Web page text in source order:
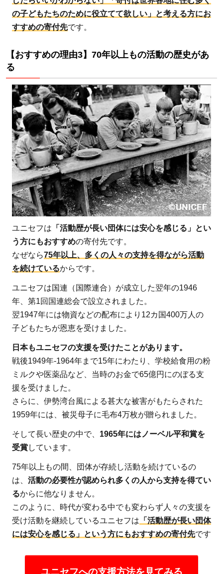
い道
の実
績
まと
ユニ
セフ
は、
世界
中の
子ど
もた
ちを
笑顔
にす
る活
動を
応援
した
い人
すす
め！
5
日
本
ユ
ニ
セ
フ
の
団
デ
ー
タ
の子どもたちのために役立てて欲しい」と考える方にお
すすめの寄付先です。
【おすすめの理由3】70年以上もの活動の歴史があ
る
ユニセフは 「活動歴が長い団体には安心を感じる」とい
う方にもおすすめの寄付先です。
なぜなら75年以上、多くの人々の支持を得ながら活動
を続けているからです。
ユニセフは国連（国際連合）が成立した翌年の1946
年、第1回国連総会で設立されました。
翌1947年には物資などの配布により12カ国400万人の
子どもたちが恩恵を受けました。
日本もユニセフの支援を受けたことがあります。
戦後1949年-1964年まで15年にわたり、学校給食用の粉
ミルクや医薬品など、当時のお金で65億円にのぼる支
援を受けました。
さらに、伊勢湾台風による甚大な被害がもたらされた
1959年には、被災母子に毛布4万枚が贈られました。
そして長い歴史の中で、 1965年にはノーベル平和賞を
受賞しています。
75年以上もの間、団体が存続し活動を続けているの
は、 活動の必要性が認められ多くの人から支持を得てい
るからに他なりません。
このように、時代が変わる中でも変わらず人々の支援を
受け活動を継続しているユニセフは 「活動歴が長い団体
には安心を感じる」という方にもおすすめの寄付先です